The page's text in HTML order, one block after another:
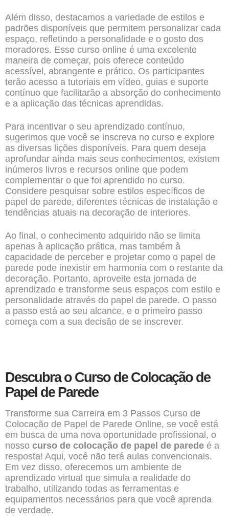
Além disso, destacamos a variedade de estilos e
padrões disponíveis que permitem personalizar cada
espaço, refletindo a personalidade e o gosto dos
moradores. Esse curso online é uma excelente
maneira de começar, pois oferece conteúdo
acessível, abrangente e prático. Os participantes
terão acesso a tutoriais em vídeo, guias e suporte
contínuo que facilitarão a absorção do conhecimento
e a aplicação das técnicas aprendidas.
Para incentivar o seu aprendizado contínuo,
sugerimos que você se inscreva no curso e explore
as diversas lições disponíveis. Para quem deseja
aprofundar ainda mais seus conhecimentos, existem
inúmeros livros e recursos online que podem
complementar o que foi aprendido no curso.
Considere pesquisar sobre estilos específicos de
papel de parede, diferentes técnicas de instalação e
tendências atuais na decoração de interiores.
Ao final, o conhecimento adquirido não se limita
apenas à aplicação prática, mas também à
capacidade de perceber e projetar como o papel de
parede pode inexistir em harmonia com o restante da
decoração. Portanto, aproveite esta jornada de
aprendizado e transforme seus espaços com estilo e
personalidade através do papel de parede. O passo
a passo está ao seu alcance, e o primeiro passo
começa com a sua decisão de se inscrever.
Descubra o Curso de Colocação de
Papel de Parede
Transforme sua Carreira em 3 Passos Curso de
Colocação de Papel de Parede Online, se você está
em busca de uma nova oportunidade profissional, o
nosso curso de colocação de papel de parede é a
resposta! Aqui, você não terá aulas convencionais.
Em vez disso, oferecemos um ambiente de
aprendizado virtual que simula a realidade do
trabalho, utilizando todas as ferramentas e
equipamentos necessários para que você aprenda
de verdade.